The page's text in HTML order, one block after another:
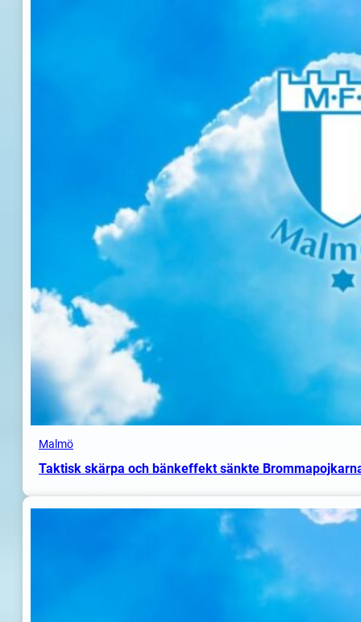
Malmö
Taktisk skärpa och bänkeffekt sänkte